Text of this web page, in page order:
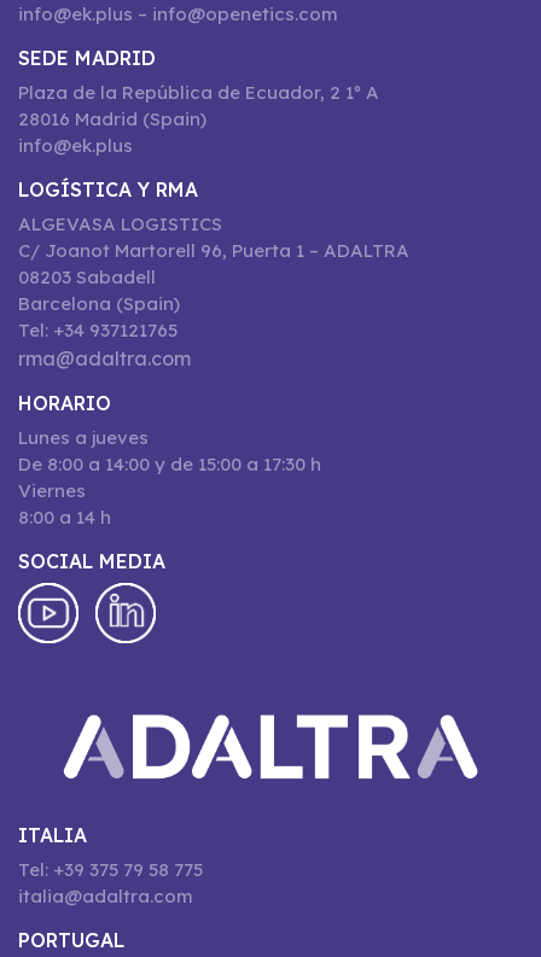
info@ek.plus – info@openetics.com
SEDE MADRID
Plaza de la República de Ecuador, 2 1º A
28016 Madrid (Spain)
info@ek.plus
LOGÍSTICA Y RMA
ALGEVASA LOGISTICS
C/ Joanot Martorell 96, Puerta 1 – ADALTRA
08203 Sabadell
Barcelona (Spain)
Tel: +34 937121765
rma@adaltra.com
HORARIO
Lunes a jueves
De 8:00 a 14:00 y de 15:00 a 17:30 h
Viernes
8:00 a 14 h
SOCIAL MEDIA
ITALIA
Tel: +39 375 79 58 775
italia@adaltra.com
PORTUGAL